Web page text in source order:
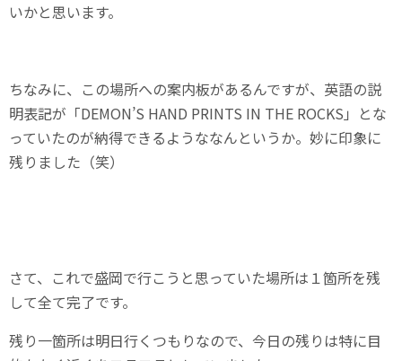
いかと思います。
ちなみに、この場所への案内板があるんですが、英語の説
明表記が「DEMON’S HAND PRINTS IN THE ROCKS」とな
っていたのが納得できるようななんというか。妙に印象に
残りました（笑）
さて、これで盛岡で行こうと思っていた場所は１箇所を残
して全て完了です。
残り一箇所は明日行くつもりなので、今日の残りは特に目